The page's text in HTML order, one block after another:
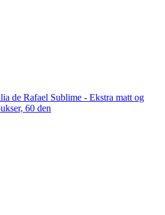
de Rafael Sublime - Ekstra matt og
60 den